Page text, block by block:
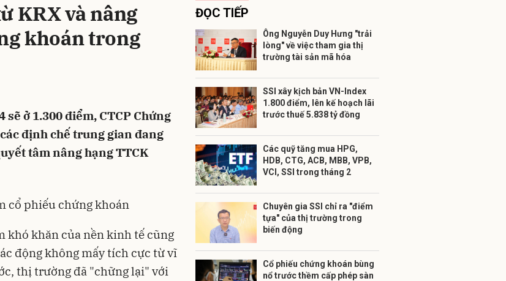
KRX và nâng
khoán trong
ở 1.300 điểm, CTCP Chứng
định chế trung gian đang
tâm nâng hạng TTCK
cổ phiếu chứng khoán
khó khăn của nền kinh tế cũng
động không mấy tích cực từ vĩ
thị trường đã "chững lại" với
ĐỌC TIẾP
Ông Nguyễn Duy Hưng "trải
lòng" về việc tham gia thị
trường tài sản mã hóa
SSI xây kịch bản VN-Index
1.800 điểm, lên kế hoạch lãi
trước thuế 5.838 tỷ đồng
Các quỹ tăng mua HPG,
HDB, CTG, ACB, MBB, VPB,
VCI, SSI trong tháng 2
Chuyên gia SSI chỉ ra "điểm
tựa" của thị trường trong
biến động
Cổ phiếu chứng khoán bùng
nổ trước thềm cấp phép sàn
Gửi